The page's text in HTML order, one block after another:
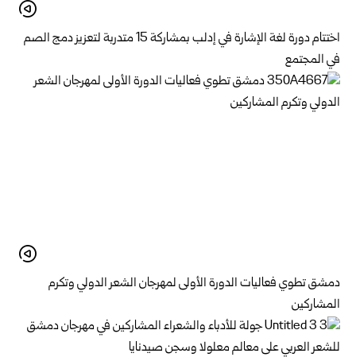
اختتام دورة لغة الإشارة في إدلب بمشاركة 15 متدربة لتعزيز دمج الصم
في المجتمع
دمشق تطوي فعاليات الدورة الأولى لمهرجان الشعر الدولي وتكرم
المشاركين